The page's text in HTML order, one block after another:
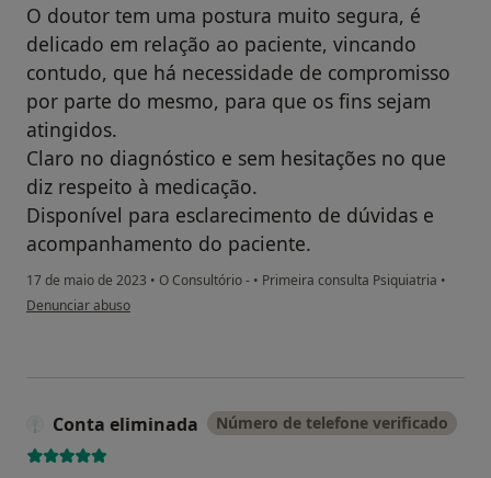
O doutor tem uma postura muito segura, é
delicado em relação ao paciente, vincando
contudo, que há necessidade de compromisso
por parte do mesmo, para que os fins sejam
atingidos.
Claro no diagnóstico e sem hesitações no que
diz respeito à medicação.
Disponível para esclarecimento de dúvidas e
acompanhamento do paciente.
17 de maio de 2023 • O Consultório - • Primeira consulta Psiquiatria •
na opinião do utilizador F Borges
Denunciar abuso
Conta eliminada Número de telefone verificado